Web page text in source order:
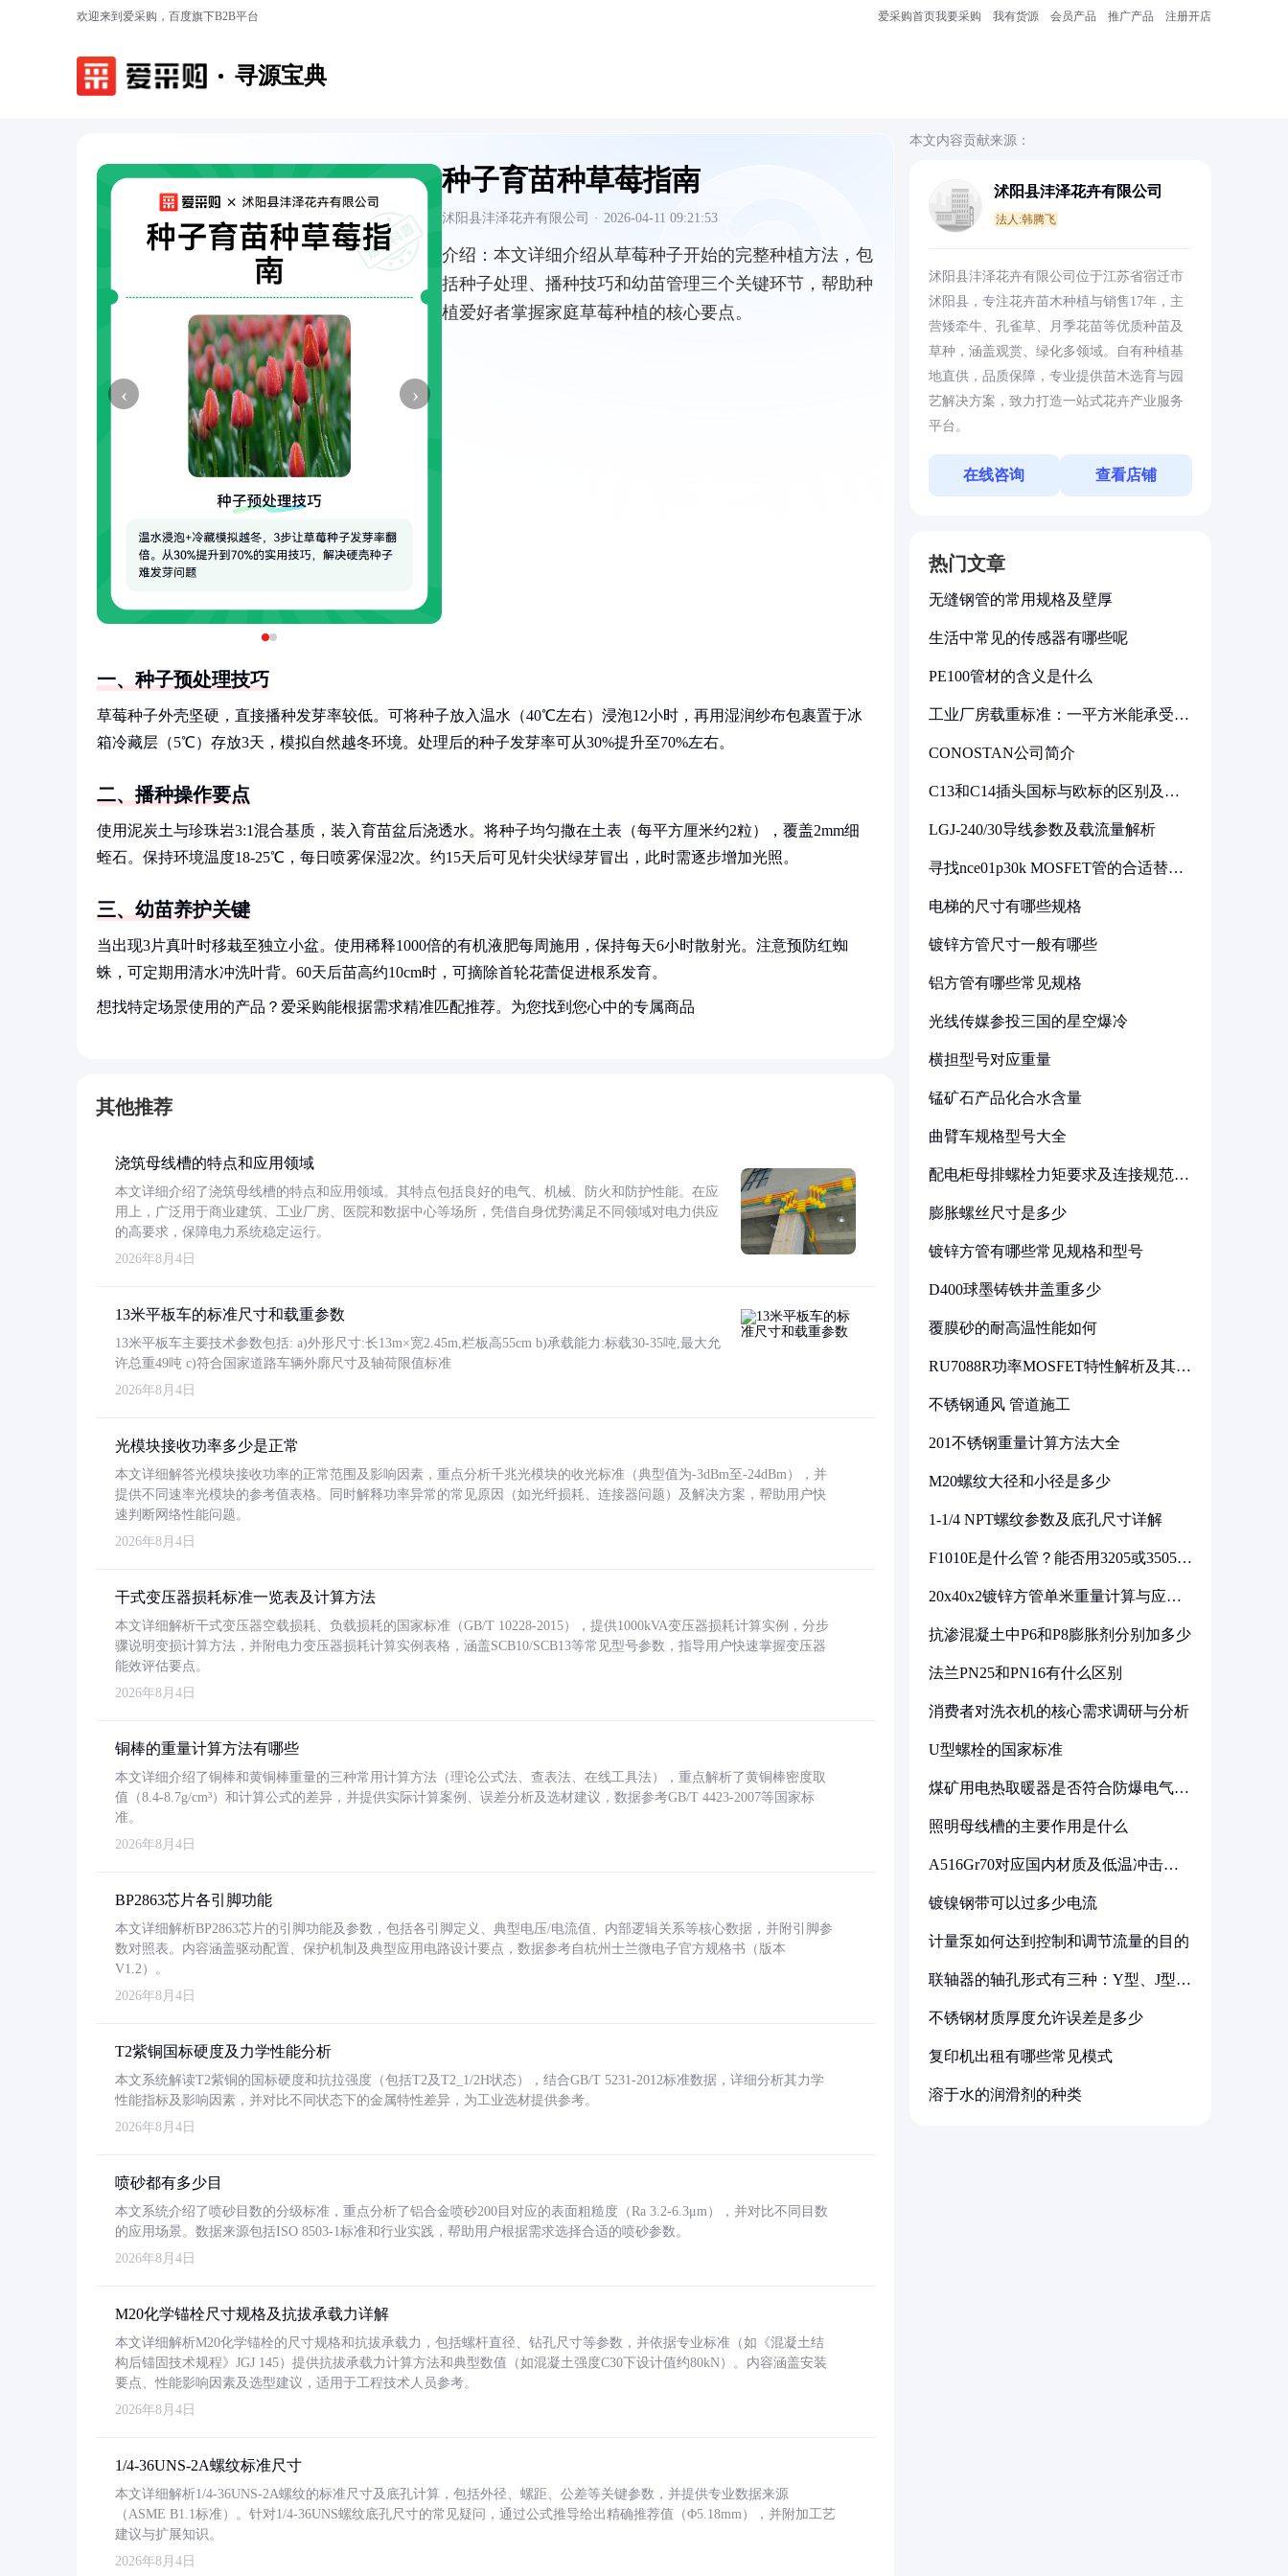
欢迎来到爱采购，百度旗下B2B平台 爱采购首页我要采购 我有货源 会员产品 推广产品 注册开店
寻源宝典
‹ ›
种子育苗种草莓指南
沭阳县沣泽花卉有限公司 · 2026-04-11 09:21:53
介绍： 本文详细介绍从草莓种子开始的完整种植方法，包
括种子处理、播种技巧和幼苗管理三个关键环节，帮助种
植爱好者掌握家庭草莓种植的核心要点。
一、种子预处理技巧
草莓种子外壳坚硬，直接播种发芽率较低。可将种子放入温水（40℃左右）浸泡12小时，再用湿润纱布包裹置于冰
箱冷藏层（5℃）存放3天，模拟自然越冬环境。处理后的种子发芽率可从30%提升至70%左右。
二、播种操作要点
使用泥炭土与珍珠岩3:1混合基质，装入育苗盆后浇透水。将种子均匀撒在土表（每平方厘米约2粒），覆盖2mm细
蛭石。保持环境温度18-25℃，每日喷雾保湿2次。约15天后可见针尖状绿芽冒出，此时需逐步增加光照。
三、幼苗养护关键
当出现3片真叶时移栽至独立小盆。使用稀释1000倍的有机液肥每周施用，保持每天6小时散射光。注意预防红蜘
蛛，可定期用清水冲洗叶背。60天后苗高约10cm时，可摘除首轮花蕾促进根系发育。
想找特定场景使用的产品？爱采购能根据需求精准匹配推荐。为您找到您心中的专属商品
其他推荐
浇筑母线槽的特点和应用领域
本文详细介绍了浇筑母线槽的特点和应用领域。其特点包括良好的电气、机械、防火和防护性能。在应
用上，广泛用于商业建筑、工业厂房、医院和数据中心等场所，凭借自身优势满足不同领域对电力供应
的高要求，保障电力系统稳定运行。
2026年8月4日
13米平板车的标准尺寸和载重参数
13米平板车主要技术参数包括: a)外形尺寸:长13m×宽2.45m,栏板高55cm b)承载能力:标载30-35吨,最大允
许总重49吨 c)符合国家道路车辆外廓尺寸及轴荷限值标准
2026年8月4日
光模块接收功率多少是正常
本文详细解答光模块接收功率的正常范围及影响因素，重点分析千兆光模块的收光标准（典型值为-3dBm至-24dBm），并
提供不同速率光模块的参考值表格。同时解释功率异常的常见原因（如光纤损耗、连接器问题）及解决方案，帮助用户快
速判断网络性能问题。
2026年8月4日
干式变压器损耗标准一览表及计算方法
本文详细解析干式变压器空载损耗、负载损耗的国家标准（GB/T 10228-2015），提供1000kVA变压器损耗计算实例，分步
骤说明变损计算方法，并附电力变压器损耗计算实例表格，涵盖SCB10/SCB13等常见型号参数，指导用户快速掌握变压器
能效评估要点。
2026年8月4日
铜棒的重量计算方法有哪些
本文详细介绍了铜棒和黄铜棒重量的三种常用计算方法（理论公式法、查表法、在线工具法），重点解析了黄铜棒密度取
值（8.4-8.7g/cm³）和计算公式的差异，并提供实际计算案例、误差分析及选材建议，数据参考GB/T 4423-2007等国家标
准。
2026年8月4日
BP2863芯片各引脚功能
本文详细解析BP2863芯片的引脚功能及参数，包括各引脚定义、典型电压/电流值、内部逻辑关系等核心数据，并附引脚参
数对照表。内容涵盖驱动配置、保护机制及典型应用电路设计要点，数据参考自杭州士兰微电子官方规格书（版本
V1.2）。
2026年8月4日
T2紫铜国标硬度及力学性能分析
本文系统解读T2紫铜的国标硬度和抗拉强度（包括T2及T2_1/2H状态），结合GB/T 5231-2012标准数据，详细分析其力学
性能指标及影响因素，并对比不同状态下的金属特性差异，为工业选材提供参考。
2026年8月4日
喷砂都有多少目
本文系统介绍了喷砂目数的分级标准，重点分析了铝合金喷砂200目对应的表面粗糙度（Ra 3.2-6.3μm），并对比不同目数
的应用场景。数据来源包括ISO 8503-1标准和行业实践，帮助用户根据需求选择合适的喷砂参数。
2026年8月4日
M20化学锚栓尺寸规格及抗拔承载力详解
本文详细解析M20化学锚栓的尺寸规格和抗拔承载力，包括螺杆直径、钻孔尺寸等参数，并依据专业标准（如《混凝土结
构后锚固技术规程》JGJ 145）提供抗拔承载力计算方法和典型数值（如混凝土强度C30下设计值约80kN）。内容涵盖安装
要点、性能影响因素及选型建议，适用于工程技术人员参考。
2026年8月4日
1/4-36UNS-2A螺纹标准尺寸
本文详细解析1/4-36UNS-2A螺纹的标准尺寸及底孔计算，包括外径、螺距、公差等关键参数，并提供专业数据来源
（ASME B1.1标准）。针对1/4-36UNS螺纹底孔尺寸的常见疑问，通过公式推导给出精确推荐值（Φ5.18mm），并附加工艺
建议与扩展知识。
2026年8月4日
本文内容贡献来源：
沭阳县沣泽花卉有限公司
法人:韩腾飞
沭阳县沣泽花卉有限公司位于江苏省宿迁市
沭阳县，专注花卉苗木种植与销售17年，主
营矮牵牛、孔雀草、月季花苗等优质种苗及
草种，涵盖观赏、绿化多领域。自有种植基
地直供，品质保障，专业提供苗木选育与园
艺解决方案，致力打造一站式花卉产业服务
平台。
在线咨询 查看店铺
热门文章
无缝钢管的常用规格及壁厚
生活中常见的传感器有哪些呢
PE100管材的含义是什么
工业厂房载重标准：一平方米能承受多
CONOSTAN公司简介
C13和C14插头国标与欧标的区别及其
LGJ-240/30导线参数及载流量解析
寻找nce01p30k MOSFET管的合适替代
电梯的尺寸有哪些规格
镀锌方管尺寸一般有哪些
铝方管有哪些常见规格
光线传媒参投三国的星空爆冷
横担型号对应重量
锰矿石产品化合水含量
曲臂车规格型号大全
配电柜母排螺栓力矩要求及连接规范详
膨胀螺丝尺寸是多少
镀锌方管有哪些常见规格和型号
D400球墨铸铁井盖重多少
覆膜砂的耐高温性能如何
RU7088R功率MOSFET特性解析及其在
不锈钢通风 管道施工
201不锈钢重量计算方法大全
M20螺纹大径和小径是多少
1-1/4 NPT螺纹参数及底孔尺寸详解
F1010E是什么管？能否用3205或3505代
20x40x2镀锌方管单米重量计算与应用
抗渗混凝土中P6和P8膨胀剂分别加多少
法兰PN25和PN16有什么区别
消费者对洗衣机的核心需求调研与分析
U型螺栓的国家标准
煤矿用电热取暖器是否符合防爆电气设
照明母线槽的主要作用是什么
A516Gr70对应国内材质及低温冲击要
镀镍钢带可以过多少电流
计量泵如何达到控制和调节流量的目的
联轴器的轴孔形式有三种：Y型、J型、
不锈钢材质厚度允许误差是多少
复印机出租有哪些常见模式
溶于水的润滑剂的种类